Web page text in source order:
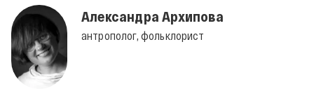
Александра Архипова
антрополог, фольклорист